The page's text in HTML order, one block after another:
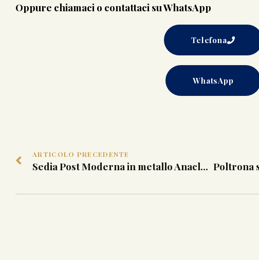
Oppure chiamaci o contattaci su WhatsApp
Telefona
WhatsApp
ARTICOLO PRECEDENTE
Sedia Post Moderna in metallo Anacleto Spazzapan